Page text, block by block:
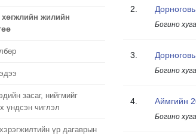
жилийн
засаг, нийгмийг
үндсэн чиглэл
үр дагаврын
2.
Богино
3.
Богино
4. Аймгийн
Богино